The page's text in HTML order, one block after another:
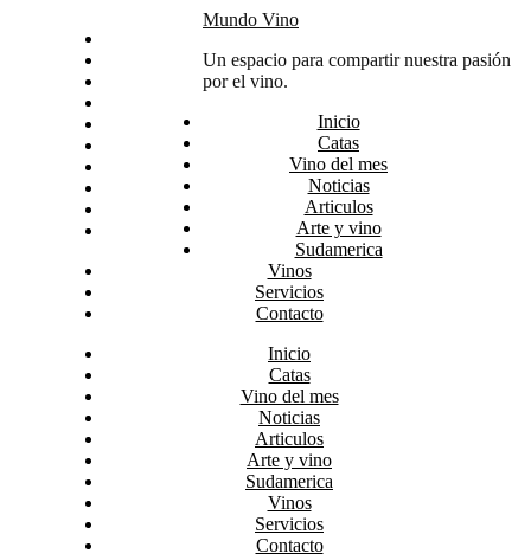
Arte y vino
Sudamerica
Mundo Vino
Un espacio para compartir nuestra pasión
por el vino.
Inicio
Catas
Vino del mes
Noticias
Articulos
Arte y vino
Sudamerica
Vinos
Servicios
Contacto
Inicio
Catas
Vino del mes
Noticias
Articulos
Arte y vino
Sudamerica
Vinos
Servicios
Contacto